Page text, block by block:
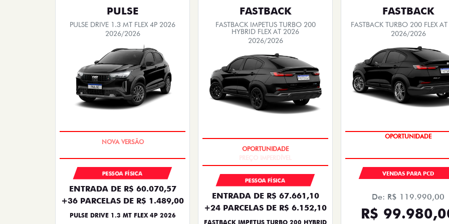
PULSE
PULSE DRIVE 1.3 MT FLEX 4P 2026
2026/2026
PESSOA FÍSICA
ENTRADA DE R$ 60.070,57
+36 PARCELAS DE R$ 1.489,00
PULSE DRIVE 1.3 MT FLEX 4P 2026
FASTBACK
FASTBACK IMPETUS TURBO 200
HYBRID FLEX AT 2026
2026/2026
PESSOA FÍSICA
ENTRADA DE R$ 67.661,10
+24 PARCELAS DE R$ 6.152,10
FASTBACK IMPETUS TURBO 200 HYBRID
FASTBACK
FASTBACK TURBO 200 FLEX
2026/2026
OPORTUNIDADE
VENDAS PARA PCD
De: R$ 119.990,00
R$